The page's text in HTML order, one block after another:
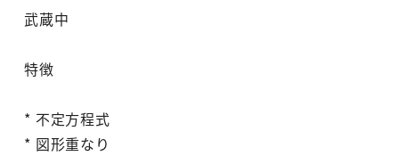
武蔵中
特徴
* 不定方程式
* 図形重なり